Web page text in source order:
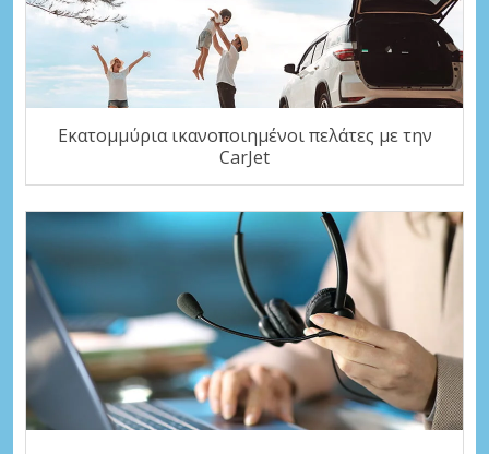
Εκατομμύρια ικανοποιημένοι πελάτες με την
CarJet